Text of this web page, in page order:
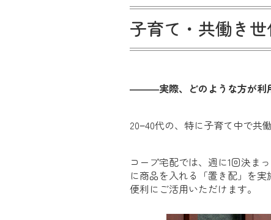
子育て・共働き
―――実際、どのような方が利
20−40代の、特に子育て中で共
コープ宅配では、週に1回決ま
に商品を入れる「置き配」を
便利にご活用いただけます。